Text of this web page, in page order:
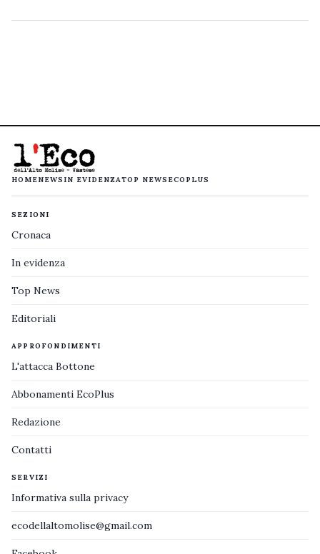
HOMENEWS IN EVIDENZATOP NEWS ECOPLUS
SEZIONI
Cronaca
In evidenza
Top News
Editoriali
APPROFONDIMENTI
L'attacca Bottone
Abbonamenti EcoPlus
Redazione
Contatti
SERVIZI
Informativa sulla privacy
ecodellaltomolise@gmail.com